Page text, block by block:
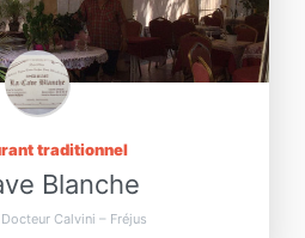
traditionnel
Blanche
Calvini – Fréjus